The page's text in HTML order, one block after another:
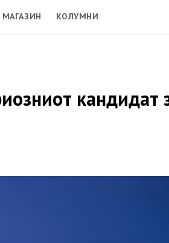
МАГАЗИН КОЛУМНИ
кандидат